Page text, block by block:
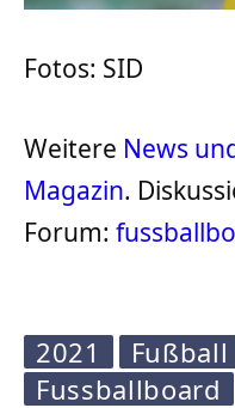
Fotos: SID
Weitere News
Magazin.
Forum:
2021 Fußball
Fussballboard